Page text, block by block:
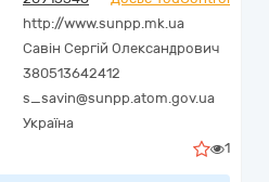
http://www.sunpp.mk.ua
Савін Сергій Олександрович
380513642412
s_savin@sunpp.atom.gov.ua
Україна
1